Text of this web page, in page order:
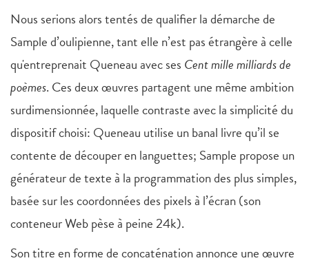
Nous serions alors tentés de qualifier la démarche de
Sample d’oulipienne, tant elle n’est pas étrangère à celle
qu'entreprenait Queneau avec ses Cent mille milliards de
poèmes. Ces deux œuvres partagent une même ambition
surdimensionnée, laquelle contraste avec la simplicité du
dispositif choisi: Queneau utilise un banal livre qu’il se
contente de découper en languettes; Sample propose un
générateur de texte à la programmation des plus simples,
basée sur les coordonnées des pixels à l’écran (son
conteneur Web pèse à peine 24k).
Son titre en forme de concaténation annonce une œuvre